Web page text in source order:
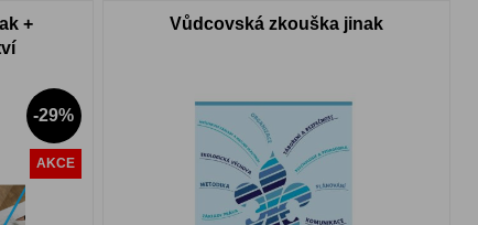
+
-29%
AKCE
Vůdcovská zkouška jinak